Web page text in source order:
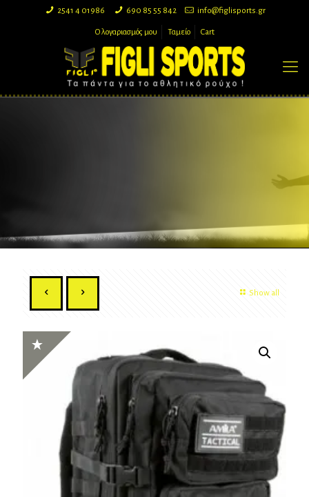
2541 4 01986 690 85 55 842 info@figlisports.gr
Ο λογαριασμός μου Ταμείο Cart
Show all